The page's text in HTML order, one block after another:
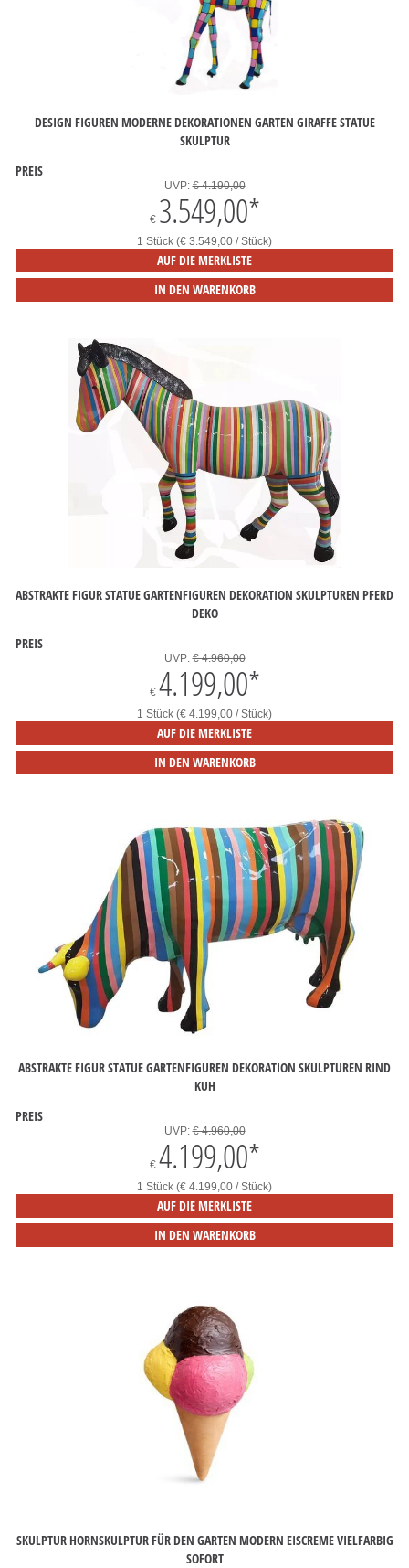
DESIGN FIGUREN MODERNE DEKORATIONEN GARTEN GIRAFFE STATUE
SKULPTUR
PREIS
UVP:€ 4.190,00
€ 3.549,00*
1 Stück (€ 3.549,00 / Stück)
AUF DIE MERKLISTE
IN DEN WARENKORB
ABSTRAKTE FIGUR STATUE GARTENFIGUREN DEKORATION SKULPTUREN PFERD
DEKO
PREIS
UVP:€ 4.960,00
€ 4.199,00*
1 Stück (€ 4.199,00 / Stück)
AUF DIE MERKLISTE
IN DEN WARENKORB
ABSTRAKTE FIGUR STATUE GARTENFIGUREN DEKORATION SKULPTUREN RIND
KUH
PREIS
UVP:€ 4.960,00
€ 4.199,00*
1 Stück (€ 4.199,00 / Stück)
AUF DIE MERKLISTE
IN DEN WARENKORB
SKULPTUR HORNSKULPTUR FÜR DEN GARTEN MODERN EISCREME VIELFARBIG
SOFORT